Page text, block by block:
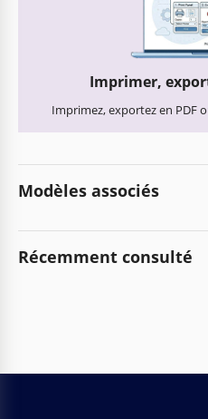
Imprimer,
Imprimez, exportez en PDF
Modèles associés
Récemment consulté